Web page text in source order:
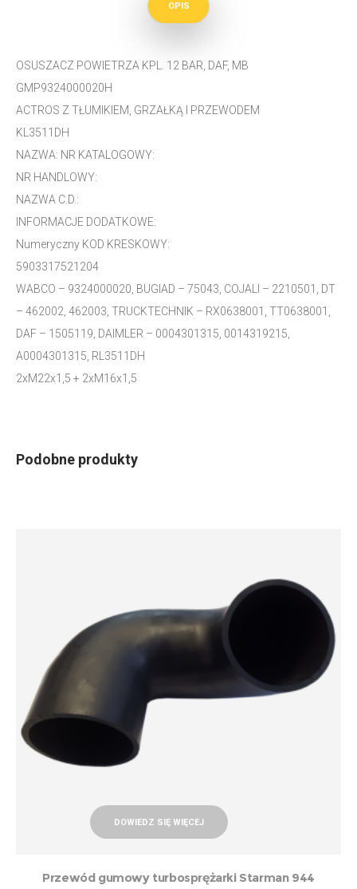
OPIS
OSUSZACZ POWIETRZA KPL. 12 BAR, DAF, MB
GMP9324000020H
ACTROS Z TŁUMIKIEM, GRZAŁKĄ I PRZEWODEM
KL3511DH
NAZWA: NR KATALOGOWY:
NR HANDLOWY:
NAZWA C.D.:
INFORMACJE DODATKOWE:
Numeryczny KOD KRESKOWY:
5903317521204
WABCO – 9324000020, BUGIAD – 75043, COJALI – 2210501, DT
– 462002, 462003, TRUCKTECHNIK – RX0638001, TT0638001,
DAF – 1505119, DAIMLER – 0004301315, 0014319215,
A0004301315, RL3511DH
2xM22x1,5 + 2xM16x1,5
Podobne produkty
DOWIEDZ SIĘ WIĘCEJ
Przewód gumowy turbosprężarki Starman 944